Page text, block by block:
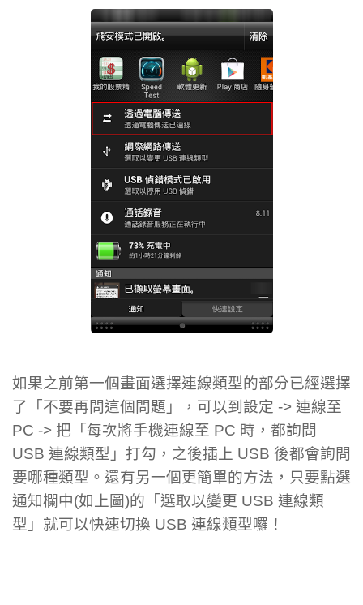
如果之前第一個畫面選擇連線類型的部分已經選擇
了「不要再問這個問題」，可以到設定 -> 連線至
PC -> 把「每次將手機連線至 PC 時，都詢問
USB 連線類型」打勾，之後插上 USB 後都會詢問
要哪種類型。還有另一個更簡單的方法，只要點選
通知欄中(如上圖)的「選取以變更 USB 連線類
型」就可以快速切換 USB 連線類型囉！